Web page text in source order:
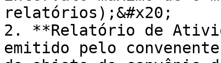
relatórios);&#x20;
2. **Relatório de
emitido pelo